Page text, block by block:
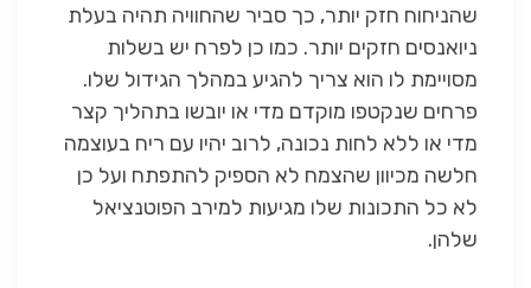
שהניחוח חזק יותר, כך סביר שהחוויה תהיה בעלת
ניואנסים חזקים יותר. כמו כן לפרח יש בשלות
מסויימת לו הוא צריך להגיע במהלך הגידול שלו.
פרחים שנקטפו מוקדם מדי או יובשו בתהליך קצר
מדי או ללא לחות נכונה, לרוב יהיו עם ריח בעוצמה
חלשה מכיוון שהצמח לא הספיק להתפתח ועל כן
לא כל התכונות שלו מגיעות למירב הפוטנציאל
שלהן.